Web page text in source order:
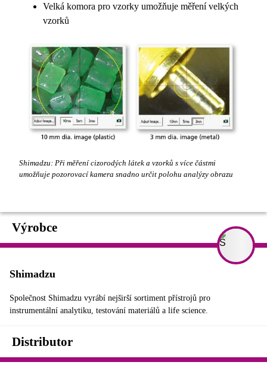
Velká komora pro vzorky umožňuje měření velkých
vzorků
Shimadzu: Při měření cizorodých látek a vzorků s více částmi
umožňuje pozorovací kamera snadno určit polohu analýzy obrazu
Výrobce
Shimadzu
Společnost Shimadzu vyrábí nejširší sortiment přístrojů pro
instrumentální analytiku, testování materiálů a life science.
Distributor